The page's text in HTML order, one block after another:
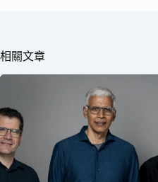
相關文章